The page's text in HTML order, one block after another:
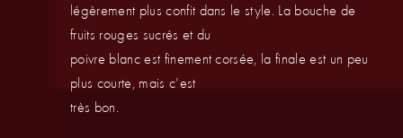
légèrement plus confit dans le style. La bouche de
fruits rouges sucrés et du
poivre blanc est finement corsée, la finale est un peu
plus courte, mais c'est
très bon.